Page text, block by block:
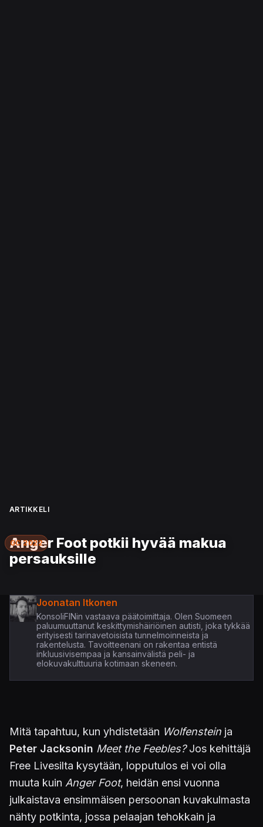
ARTIKKELI
GC 2022
Anger Foot potkii hyvää makua
persauksille
Joonatan Itkonen
KonsoliFINin vastaava päätoimittaja. Olen Suomeen
paluumuuttanut keskittymishäiriöinen autisti, joka tykkää
erityisesti tarinavetoisista tunnelmoinneista ja
rakentelusta. Tavoitteenani on rakentaa entistä
inkluusivisempaa ja kansainvälistä peli- ja
elokuvakulttuuria kotimaan skeneen.
Mitä tapahtuu, kun yhdistetään Wolfenstein ja
Peter Jacksonin Meet the Feebles?Jos kehittäjä
Free Livesilta kysytään, lopputulos ei voi olla
muuta kuin Anger Foot, heidän ensi vuonna
julkaistava ensimmäisen persoonan kuvakulmasta
nähty potkinta, jossa pelaajan tehokkain ja